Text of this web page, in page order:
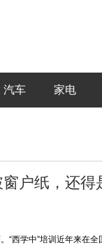
汽车 家电
户纸，还得
学中”培训近年来在全